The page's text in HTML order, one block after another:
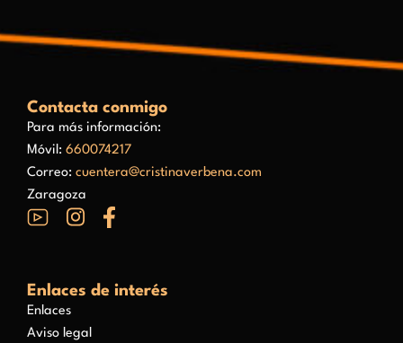
Contacta conmigo
Para más información:
Móvil: 660074217
Correo: cuentera@cristinaverbena.com
Zaragoza
Enlaces de interés
Enlaces
Aviso legal